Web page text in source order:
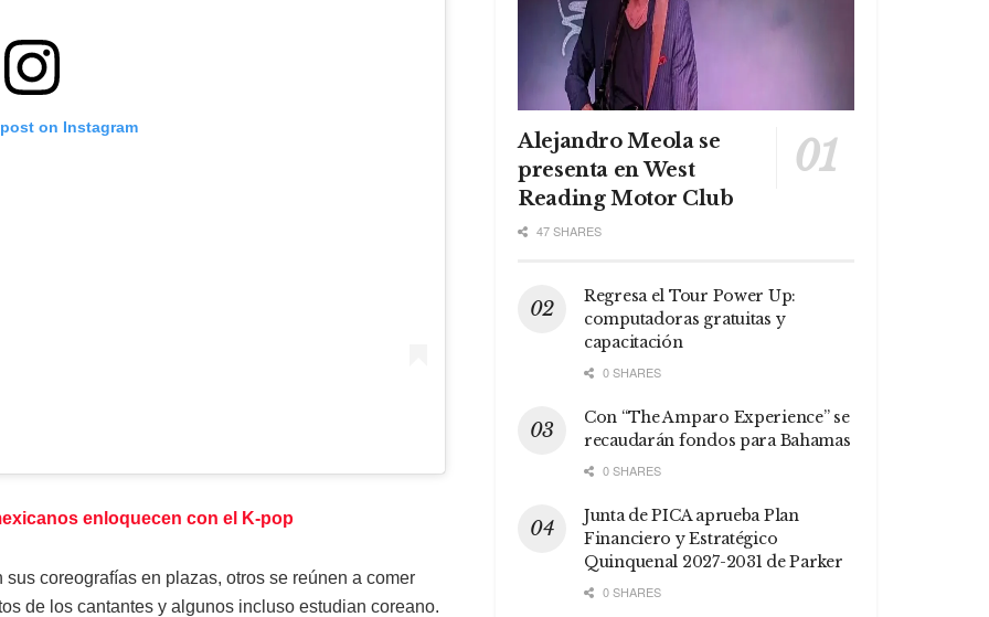
on Instagram
enloquecen con el K-pop
coreografías en plazas, otros se reúnen a comer
de los cantantes y algunos incluso estudian coreano.
Alejandro Meola se
presenta en West
Reading Motor Club
47 SHARES
Regresa el Tour Power Up:
computadoras gratuitas y
capacitación
0 SHARES
Con “The Amparo Experience” se
recaudarán fondos para Bahamas
0 SHARES
Junta de PICA aprueba Plan
Financiero y Estratégico
Quinquenal 2027-2031 de Parker
0 SHARES